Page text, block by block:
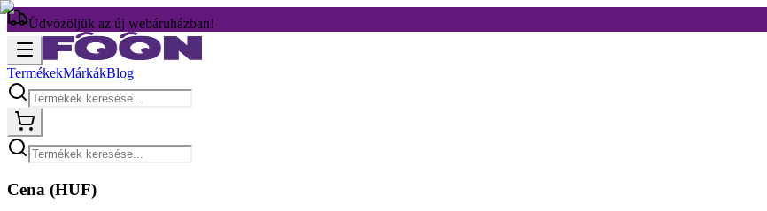
Üdvözöljük az új webáruházban!
TermékekMárkákBlog
Cena (HUF)